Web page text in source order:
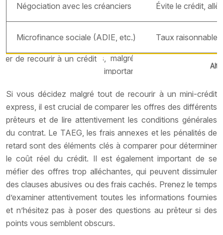
Négociation avec les créanciers Évite le crédit,
Microfinance sociale (ADIE, etc.) Taux
Si vous décidez malgré tout de recourir à un mini-crédit
express, il est crucial de comparer les offres des différents
prêteurs et de lire attentivement les conditions générales
du contrat. Le TAEG, les frais annexes et les pénalités de
retard sont des éléments clés à comparer pour déterminer
le coût réel du crédit. Il est également important de se
méfier des offres trop alléchantes, qui peuvent dissimuler
des clauses abusives ou des frais cachés. Prenez le temps
d’examiner attentivement toutes les informations fournies
et n’hésitez pas à poser des questions au prêteur si des
points vous semblent obscurs.